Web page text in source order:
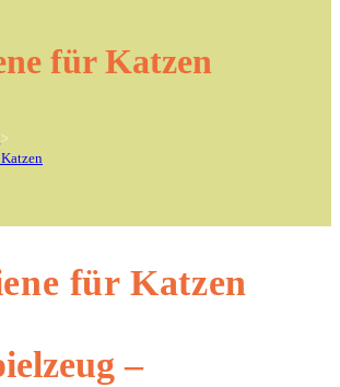
für Katzen
>
für Katzen
–